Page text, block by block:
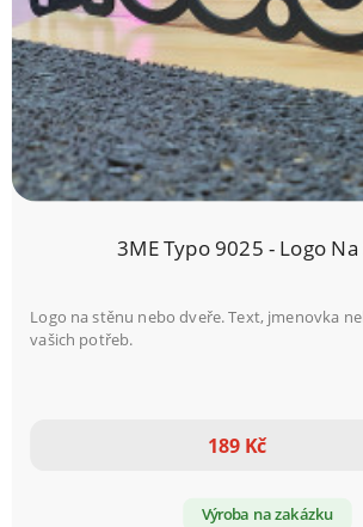
3ME Typo 9025 - Logo
Logo na stěnu nebo dveře. Text, jmenovka
vašich potřeb.
189 Kč
Výroba na zakázku